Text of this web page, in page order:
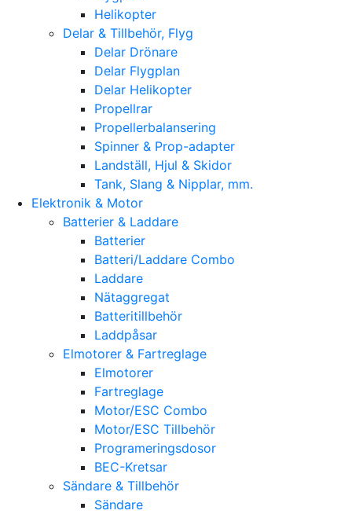
Helikopter
Delar & Tillbehör, Flyg
Delar Drönare
Delar Flygplan
Delar Helikopter
Propellrar
Propellerbalansering
Spinner & Prop-adapter
Landställ, Hjul & Skidor
Tank, Slang & Nipplar, mm.
Elektronik & Motor
Batterier & Laddare
Batterier
Batteri/Laddare Combo
Laddare
Nätaggregat
Batteritillbehör
Laddpåsar
Elmotorer & Fartreglage
Elmotorer
Fartreglage
Motor/ESC Combo
Motor/ESC Tillbehör
Programeringsdosor
BEC-Kretsar
Sändare & Tillbehör
Sändare